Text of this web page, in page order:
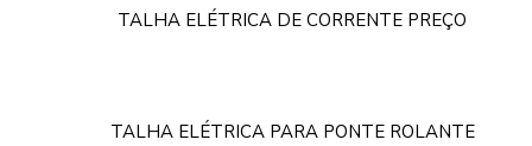
TALHA ELÉTRICA DE CORRENTE PREÇO
TALHA ELÉTRICA PARA PONTE ROLANTE